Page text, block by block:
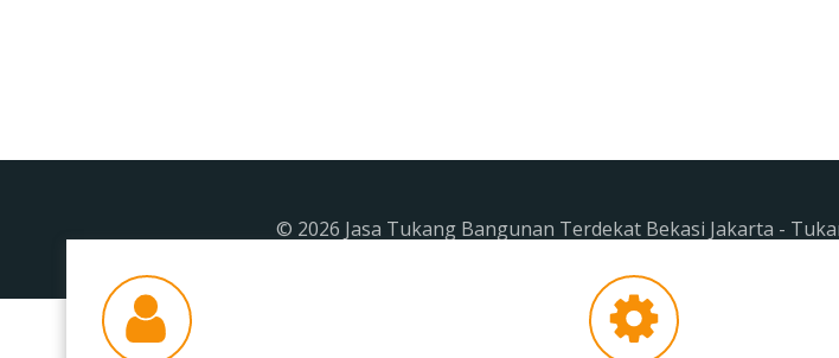
© 2026 Jasa Tukang Bangunan Terdekat Bekasi Jakarta -